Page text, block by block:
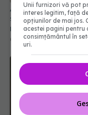
Alina Pușcău
schimbat viața:
metastază
07 aug 2026, 12:39
Unii furnizori vă pot
interes legitim, față
opțiunilor de mai jos.
acestei pagini pentru
consimțământul în
uri.